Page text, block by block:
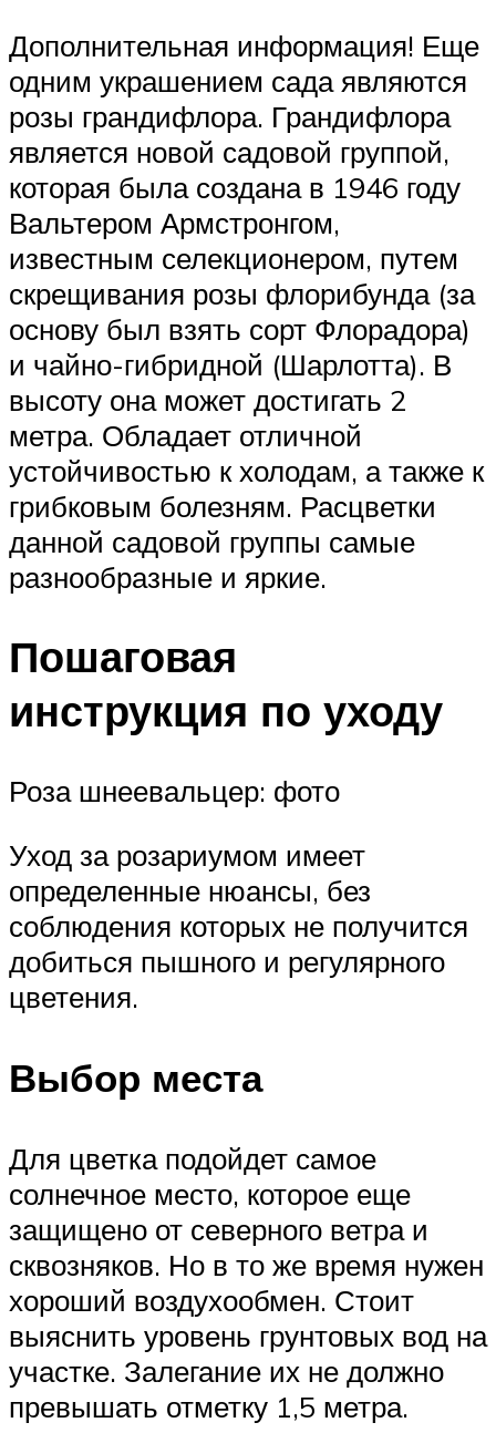
Дополнительная информация! Еще
одним украшением сада являются
розы грандифлора. Грандифлора
является новой садовой группой,
которая была создана в 1946 году
Вальтером Армстронгом,
известным селекционером, путем
скрещивания розы флорибунда (за
основу был взять сорт Флорадора)
и чайно-гибридной (Шарлотта). В
высоту она может достигать 2
метра. Обладает отличной
устойчивостью к холодам, а также к
грибковым болезням. Расцветки
данной садовой группы самые
разнообразные и яркие.
Пошаговая
инструкция по уходу
Роза шнеевальцер: фото
Уход за розариумом имеет
определенные нюансы, без
соблюдения которых не получится
добиться пышного и регулярного
цветения.
Выбор места
Для цветка подойдет самое
солнечное место, которое еще
защищено от северного ветра и
сквозняков. Но в то же время нужен
хороший воздухообмен. Стоит
выяснить уровень грунтовых вод на
участке. Залегание их не должно
превышать отметку 1,5 метра.